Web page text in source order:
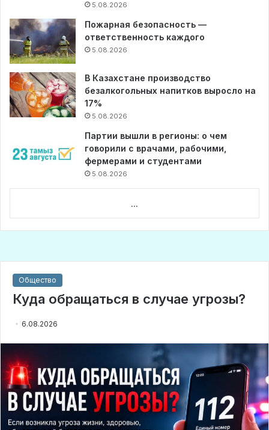
5.08.2026
Пожарная безопасность —
ответственность каждого
5.08.2026
В Казахстане производство
безалкогольных напитков выросло на
17%
5.08.2026
Партии вышли в регионы: о чем
говорили с врачами, рабочими,
фермерами и студентами
5.08.2026
...